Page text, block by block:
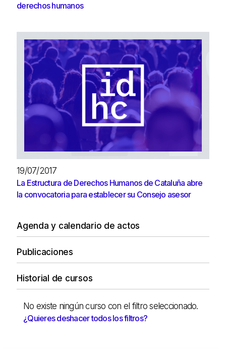
derechos humanos
19/07/2017
La Estructura de Derechos Humanos de Cataluña abre
la convocatoria para establecer su Consejo asesor
Agenda y calendario de actos
Publicaciones
Historial de cursos
No existe ningún curso con el filtro seleccionado.
¿Quieres deshacer todos los filtros?